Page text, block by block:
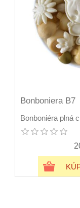
Bonboniera B7
Bonboniéra plná